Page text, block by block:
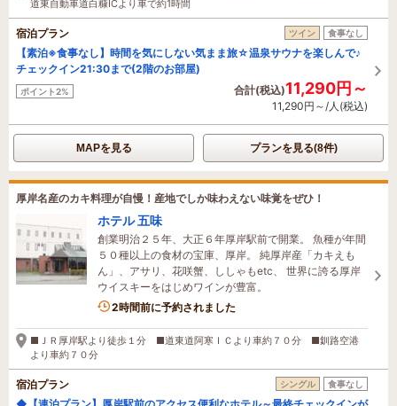
道東自動車道白糠ICより車で約1時間
宿泊プラン ツイン 食事なし
【素泊※食事なし】時間を気にしない気まま旅☆温泉サウナを楽しんで♪
チェックイン21:30まで(2階のお部屋)
ポイント2% 合計(税込)11,290円～
11,290円～/人(税込)
MAPを見る プランを見る(8件)
厚岸名産のカキ料理が自慢！産地でしか味わえない味覚をぜひ！
ホテル 五味
創業明治２５年、大正６年厚岸駅前で開業。 魚種が年間
５０種以上の食材の宝庫、厚岸。 純厚岸産「カキえも
ん」、アサリ、花咲蟹、ししゃもetc、 世界に誇る厚岸
ウイスキーをはじめワインが豊富。
2名がこの宿を見ています
2時間前に予約されました
■ＪＲ厚岸駅より徒歩１分 ■道東道阿寒ＩＣより車約７０分 ■釧路空港
より車約７０分
宿泊プラン シングル 食事なし